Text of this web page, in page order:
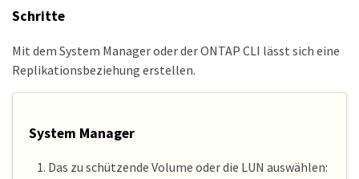
Schritte
Mit dem System Manager oder der ONTAP CLI lässt sich eine
Replikationsbeziehung erstellen.
System Manager
Das zu schützende Volume oder die LUN auswählen: